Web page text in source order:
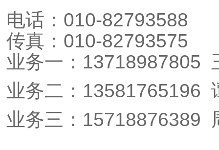
电话：010-82793588
传真：010-82793575
业务一：13718987805
业务二：13581765196
业务三：15718876389